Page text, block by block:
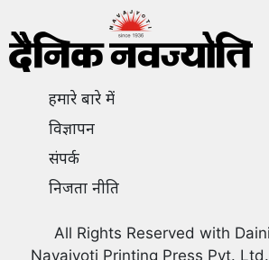
हमारे बारे में
विज्ञापन
संपर्क
निजता नीति
All Rights Reserved with
Navajyoti Printing Press Pvt.